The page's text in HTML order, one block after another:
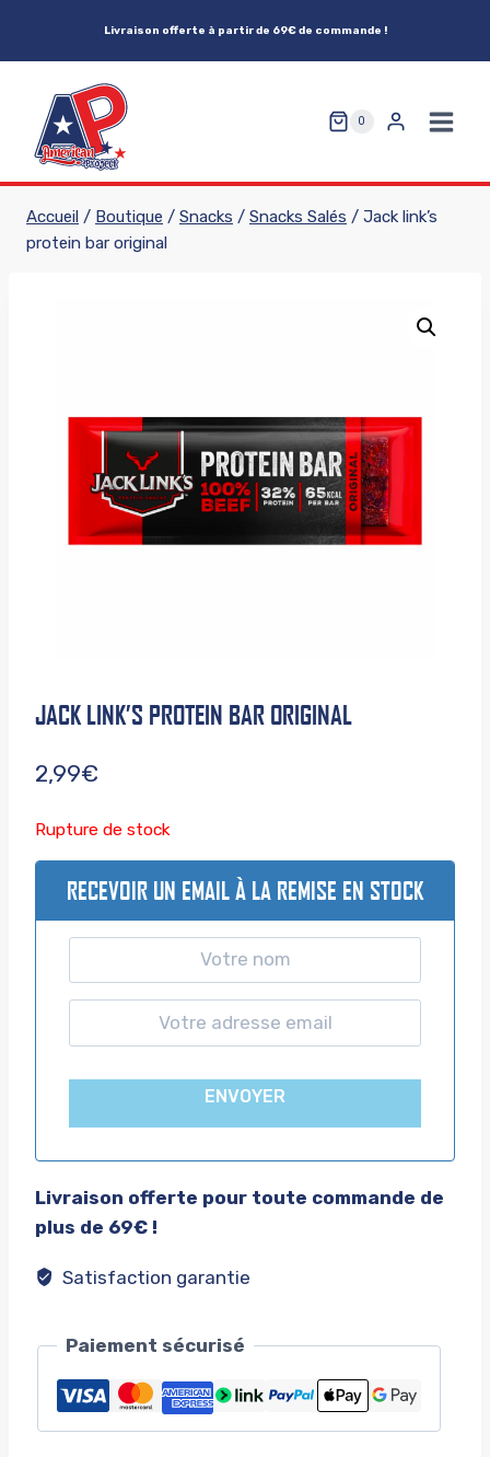
Livraison offerte à partir de 69€ de commande !
0
Accueil / Boutique / Snacks / Snacks Salés / Jack link’s
protein bar original
JACK LINK’S PROTEIN BAR ORIGINAL
2,99€
Rupture de stock
RECEVOIR UN EMAIL À LA REMISE EN STOCK
ENVOYER
Livraison offerte pour toute commande de
plus de 69€ !
Satisfaction garantie
Paiement sécurisé